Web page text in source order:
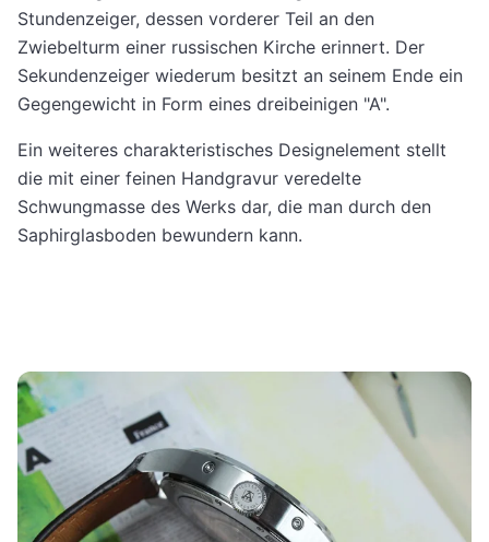
Stundenzeiger, dessen vorderer Teil an den
Zwiebelturm einer russischen Kirche erinnert. Der
Sekundenzeiger wiederum besitzt an seinem Ende ein
Gegengewicht in Form eines dreibeinigen "A".
Ein weiteres charakteristisches Designelement stellt
die mit einer feinen Handgravur veredelte
Schwungmasse des Werks dar, die man durch den
Saphirglasboden bewundern kann.